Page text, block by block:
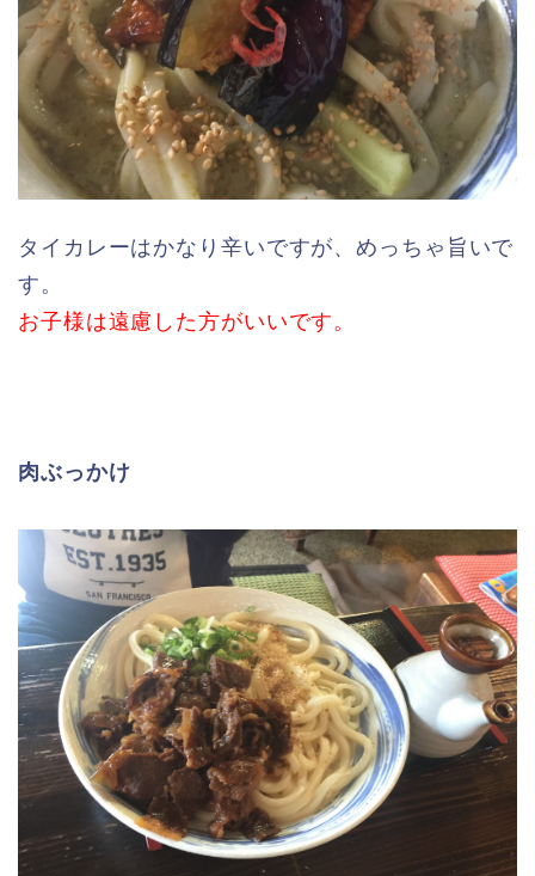
タイカレーはかなり辛いですが、めっちゃ旨いで
す。
お子様は遠慮した方がいいです。
肉ぶっかけ